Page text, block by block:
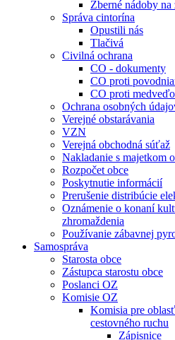
Zberné nádoby
Správa cintorína
Opustili nás
Tlačivá
Civilná ochrana
CO - dokumenty
CO proti
CO proti
Ochrana osobných
Verejné obstarávania
VZN
Verejná obchodná súťaž
Nakladanie s majetkom
Rozpočet obce
Poskytnutie informácií
Prerušenie distribúcie
Oznámenie o konaní
zhromaždenia
Používanie zábavnej
Samospráva
Starosta obce
Zástupca starostu obce
Poslanci OZ
Komisie OZ
Komisia pre
cestovného ruchu
Zápisnice